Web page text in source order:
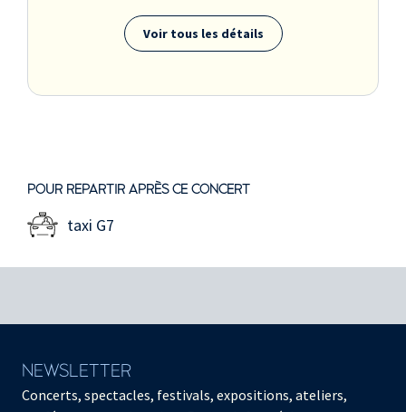
Voir tous les détails
POUR REPARTIR APRÈS CE CONCERT
taxi G7
NEWSLETTER
Concerts, spectacles, festivals, expositions, ateliers,